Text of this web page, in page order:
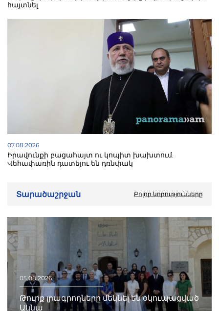
հայտնել
07.08.2026
Իրավունքի բացահայտ ու կոպիտ խախտում.
Վեհափառին դատելու են դռնփակ
Տարածաշրջան Բոլոր նորությունները
05.08.2026
Թուրք լրագրողները մեկնել են օկուպացված
Ակնա